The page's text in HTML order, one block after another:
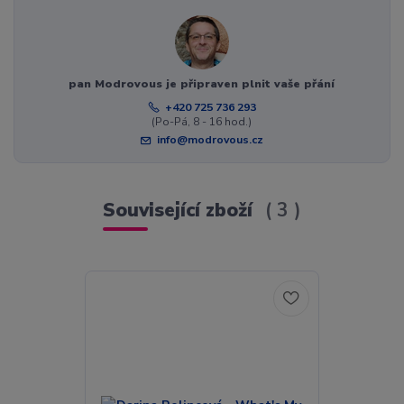
pan Modrovous je připraven plnit vaše přání
+420 725 736 293
(Po-Pá, 8 - 16 hod.)
info@modrovous.cz
Související zboží 3